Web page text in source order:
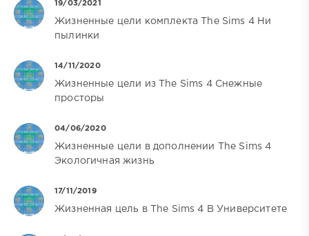
19/03/2021
Жизненные цели комплекта The Sims 4 Ни
пылинки
14/11/2020
Жизненные цели из The Sims 4 Снежные
просторы
04/06/2020
Жизненные цели в дополнении The Sims 4
Экологичная жизнь
17/11/2019
Жизненная цель в The Sims 4 В Университете